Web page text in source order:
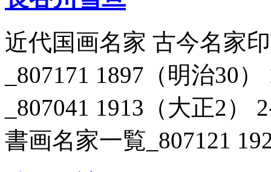
近代国画名家 古今名家
_807171 1897（明治30
_807041 1913（大正2
書画名家一覧_807121